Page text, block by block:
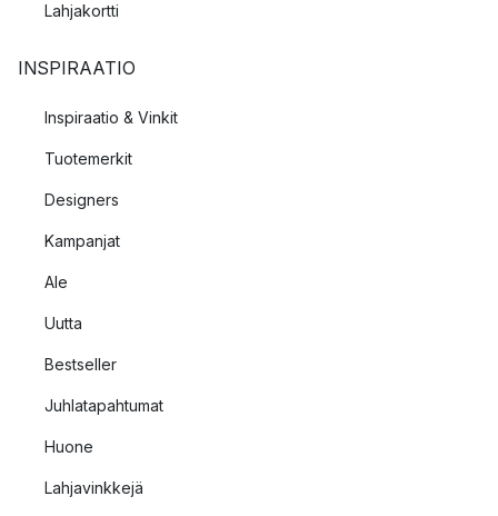
Lahjakortti
INSPIRAATIO
Inspiraatio & Vinkit
Tuotemerkit
Designers
Kampanjat
Ale
Uutta
Bestseller
Juhlatapahtumat
Huone
Lahjavinkkejä